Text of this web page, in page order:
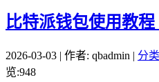
比特派钱包使用教程
2026-03-03 | 作者: qbadmin | 分
览:948